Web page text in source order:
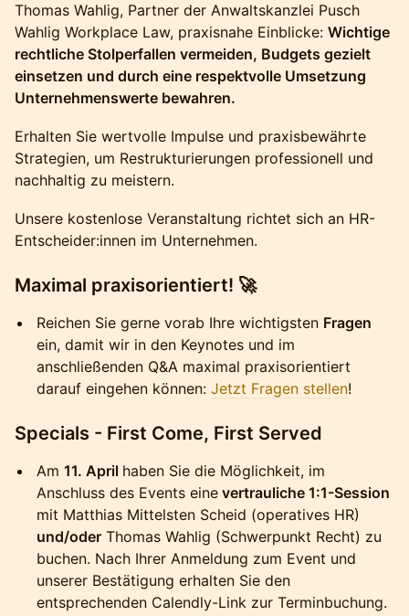
Thomas Wahlig, Partner der Anwaltskanzlei Pusch
Wahlig Workplace Law, praxisnahe Einblicke: Wichtige
rechtliche Stolperfallen vermeiden, Budgets gezielt
einsetzen und durch eine respektvolle Umsetzung
Unternehmenswerte bewahren.
Erhalten Sie wertvolle Impulse und praxisbewährte
Strategien, um Restrukturierungen professionell und
nachhaltig zu meistern.
Unsere kostenlose Veranstaltung richtet sich an HR-
Entscheider:innen im Unternehmen.
Maximal praxisorientiert! 🚀
Reichen Sie gerne vorab Ihre wichtigsten Fragen
ein, damit wir in den Keynotes und im
anschließenden Q&A maximal praxisorientiert
darauf eingehen können: Jetzt Fragen stellen!
Specials - First Come, First Served
Am 11. April haben Sie die Möglichkeit, im
Anschluss des Events eine vertrauliche 1:1-Session
mit Matthias Mittelsten Scheid (operatives HR)
und/oder Thomas Wahlig (Schwerpunkt Recht) zu
buchen. Nach Ihrer Anmeldung zum Event und
unserer Bestätigung erhalten Sie den
entsprechenden Calendly-Link zur Terminbuchung.